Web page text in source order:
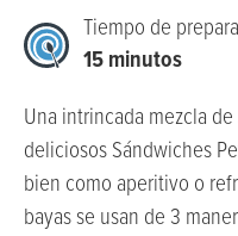
Tiempo de
15 minutos
Una intrincada mezcla
deliciosos Sándwiches
bien como aperitivo o
bayas se usan de 3